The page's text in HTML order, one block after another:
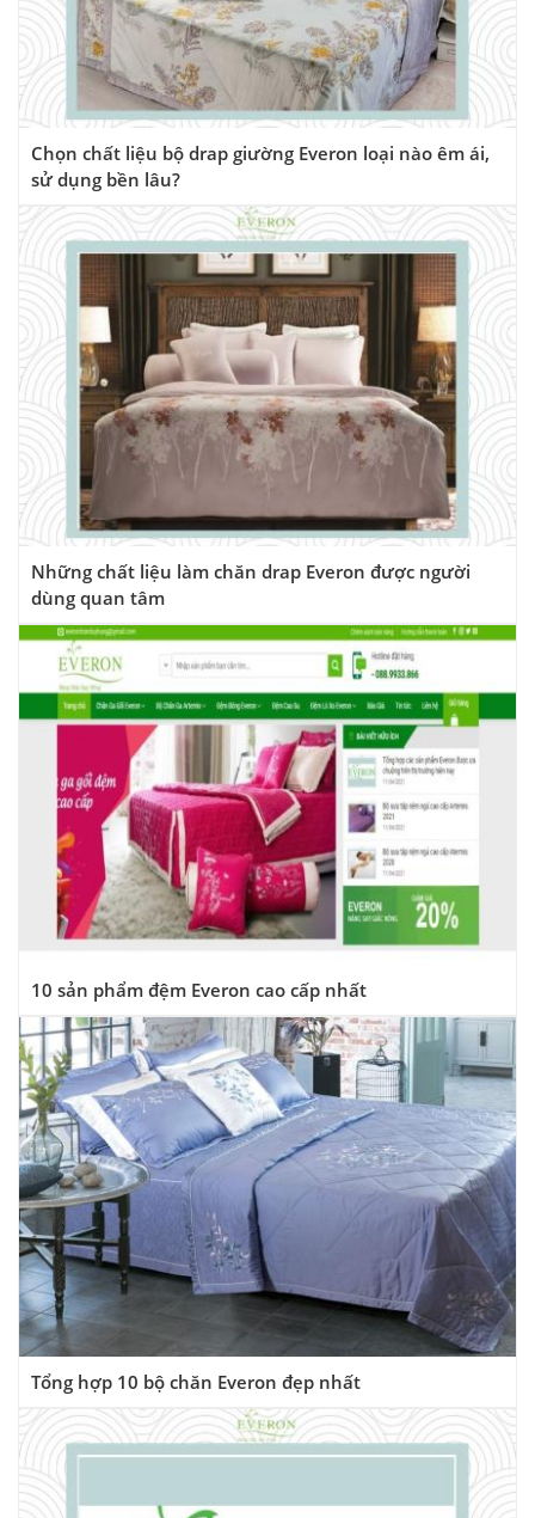
Chọn chất liệu bộ drap giường Everon loại nào êm ái,
sử dụng bền lâu?
Những chất liệu làm chăn drap Everon được người
dùng quan tâm
10 sản phẩm đệm Everon cao cấp nhất
Tổng hợp 10 bộ chăn Everon đẹp nhất